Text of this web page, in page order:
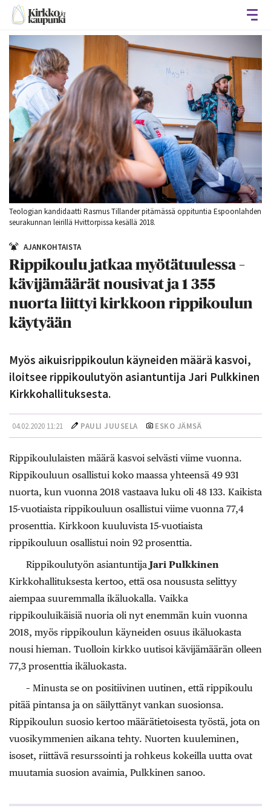
Teologian kandidaatti Rasmus Tillander pitämässä oppituntia Espoonlahden
seurakunnan leirillä Hvittorpissa kesällä 2018.
AJANKOHTAISTA
Rippikoulu jatkaa myötätuulessa –
kävijämäärät nousivat ja 1 355
nuorta liittyi kirkkoon rippikoulun
käytyään
Myös aikuisrippikoulun käyneiden määrä kasvoi,
iloitsee rippikoulutyön asiantuntija Jari Pulkkinen
Kirkkohallituksesta.
04.02.2020 11:21 PAULI JUUSELA ESKO JÄMSÄ
Rippikoululaisten määrä kasvoi selvästi viime vuonna.
Rippikouluun osallistui koko maassa yhteensä 49 931
nuorta, kun vuonna 2018 vastaava luku oli 48 133. Kaikista
15-vuotiaista rippikouluun osallistui viime vuonna 77,4
prosenttia. Kirkkoon kuuluvista 15-vuotiaista
rippikouluun osallistui noin 92 prosenttia.
Rippikoulutyön asiantuntija Jari Pulkkinen
Kirkkohallituksesta kertoo, että osa noususta selittyy
aiempaa suuremmalla ikäluokalla. Vaikka
rippikouluikäisiä nuoria oli nyt enemmän kuin vuonna
2018, myös rippikoulun käyneiden osuus ikäluokasta
nousi hieman. Tuolloin kirkko uutisoi kävijämäärän olleen
77,3 prosenttia ikäluokasta.
– Minusta se on positiivinen uutinen, että rippikoulu
pitää pintansa ja on säilyttänyt vankan suosionsa.
Rippikoulun suosio kertoo määrätietoisesta työstä, jota on
vuosikymmenien aikana tehty. Nuorten kuuleminen,
isoset, riittävä resurssointi ja rohkeus kokeilla uutta ovat
muutamia suosion avaimia, Pulkkinen sanoo.